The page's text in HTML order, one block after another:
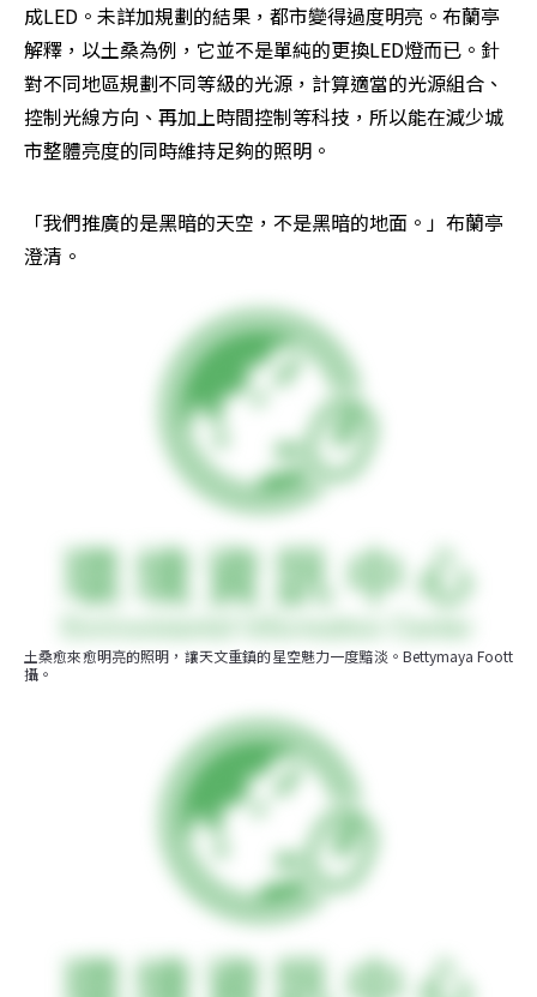
成LED。未詳加規劃的結果，都市變得過度明亮。布蘭亭
解釋，以土桑為例，它並不是單純的更換LED燈而已。針
對不同地區規劃不同等級的光源，計算適當的光源組合、
控制光線方向、再加上時間控制等科技，所以能在減少城
市整體亮度的同時維持足夠的照明。
「我們推廣的是黑暗的天空，不是黑暗的地面。」布蘭亭
澄清。
土桑愈來愈明亮的照明，讓天文重鎮的星空魅力一度黯淡。Bettymaya Foott
攝。